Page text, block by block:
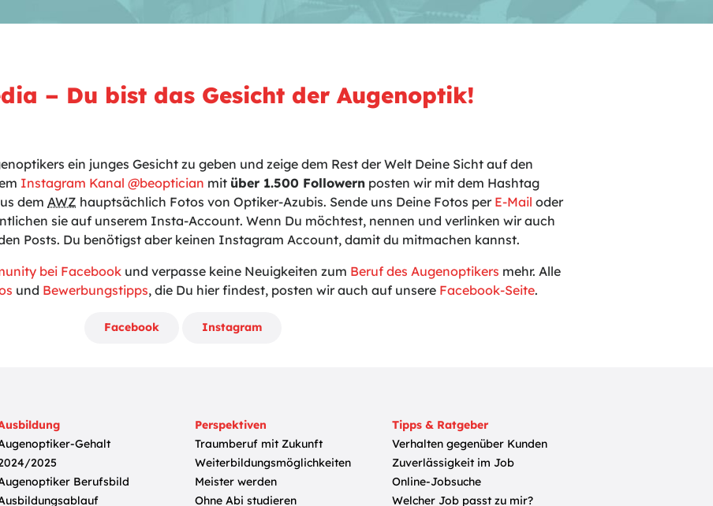
– Du bist das Gesicht der Augenoptik!
ein junges Gesicht zu geben und zeige dem Rest der Welt Deine Sicht auf den
Instagram Kanal @beoptician mit über 1.500 Followern posten wir mit dem Hashtag
dem AWZ hauptsächlich Fotos von Optiker-Azubis. Sende uns Deine Fotos per E-Mail oder
sie auf unserem Insta-Account. Wenn Du möchtest, nennen und verlinken wir auch
Posts. Du benötigst aber keinen Instagram Account, damit du mitmachen kannst.
bei Facebook und verpasse keine Neuigkeiten zum Beruf des Augenoptikers mehr. Alle
und Bewerbungstipps, die Du hier findest, posten wir auch auf unsere Facebook-Seite.
Facebook Instagram
Gehalt
2025
Berufsbild
Perspektiven
Traumberuf mit Zukunft
Weiterbildungsmöglichkeiten
Meister werden
Ohne Abi studieren
Tipps & Ratgeber
Verhalten gegenüber Kunden
Zuverlässigkeit im Job
Online-Jobsuche
Welcher Job passt zu mir?